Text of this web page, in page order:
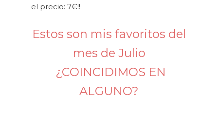
el precio: 7€!!
Estos son mis favoritos del
mes de Julio
¿COINCIDIMOS EN
ALGUNO?